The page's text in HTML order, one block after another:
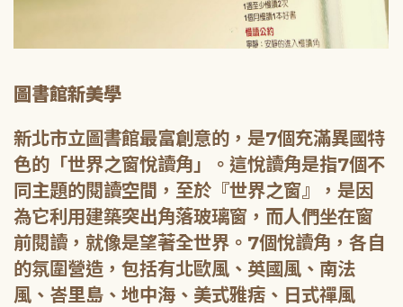
圖書館新美學
新北市立圖書館最富創意的，是7個充滿異國特
色的「世界之窗悅讀角」。這悅讀角是指7個不
同主題的閱讀空間，至於『世界之窗』，是因
為它利用建築突出角落玻璃窗，而人們坐在窗
前閱讀，就像是望著全世界。7個悅讀角，各自
的氛圍營造，包括有北歐風、英國風、南法
風、峇里島、地中海、美式雅痞、日式禪風